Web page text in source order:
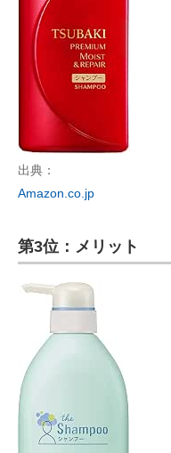
出典：
Amazon.co.jp
第3位：メリット